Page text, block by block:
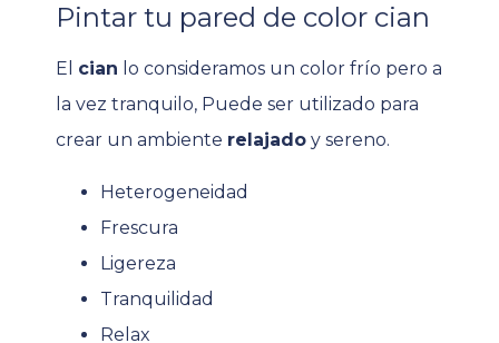
Pintar tu pared de color cian
El cian lo consideramos un color frío pero a
la vez tranquilo, Puede ser utilizado para
crear un ambiente relajado y sereno.
Heterogeneidad
Frescura
Ligereza
Tranquilidad
Relax